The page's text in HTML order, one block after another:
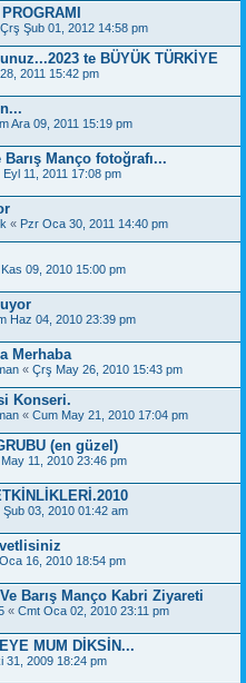
Çrş Şub 01, 2012 14:58 pm
te BÜYÜK TÜRKİYE
2011 15:42 pm
Ara 09, 2011 15:19 pm
Manço fotoğrafı...
Eyl 11, 2011 17:08 pm
« Pzr Oca 30, 2011 14:40 pm
09, 2010 15:00 pm
Haz 04, 2010 23:39 pm
Merhaba
« Çrş May 26, 2010 15:43 pm
Konseri.
« Cum May 21, 2010 17:04 pm
(en güzel)
11, 2010 23:46 pm
Şub 03, 2010 01:42 am
16, 2010 18:54 pm
Barış Manço Kabri Ziyareti
« Cmt Oca 02, 2010 23:11 pm
MUM DİKSİN...
31, 2009 18:24 pm